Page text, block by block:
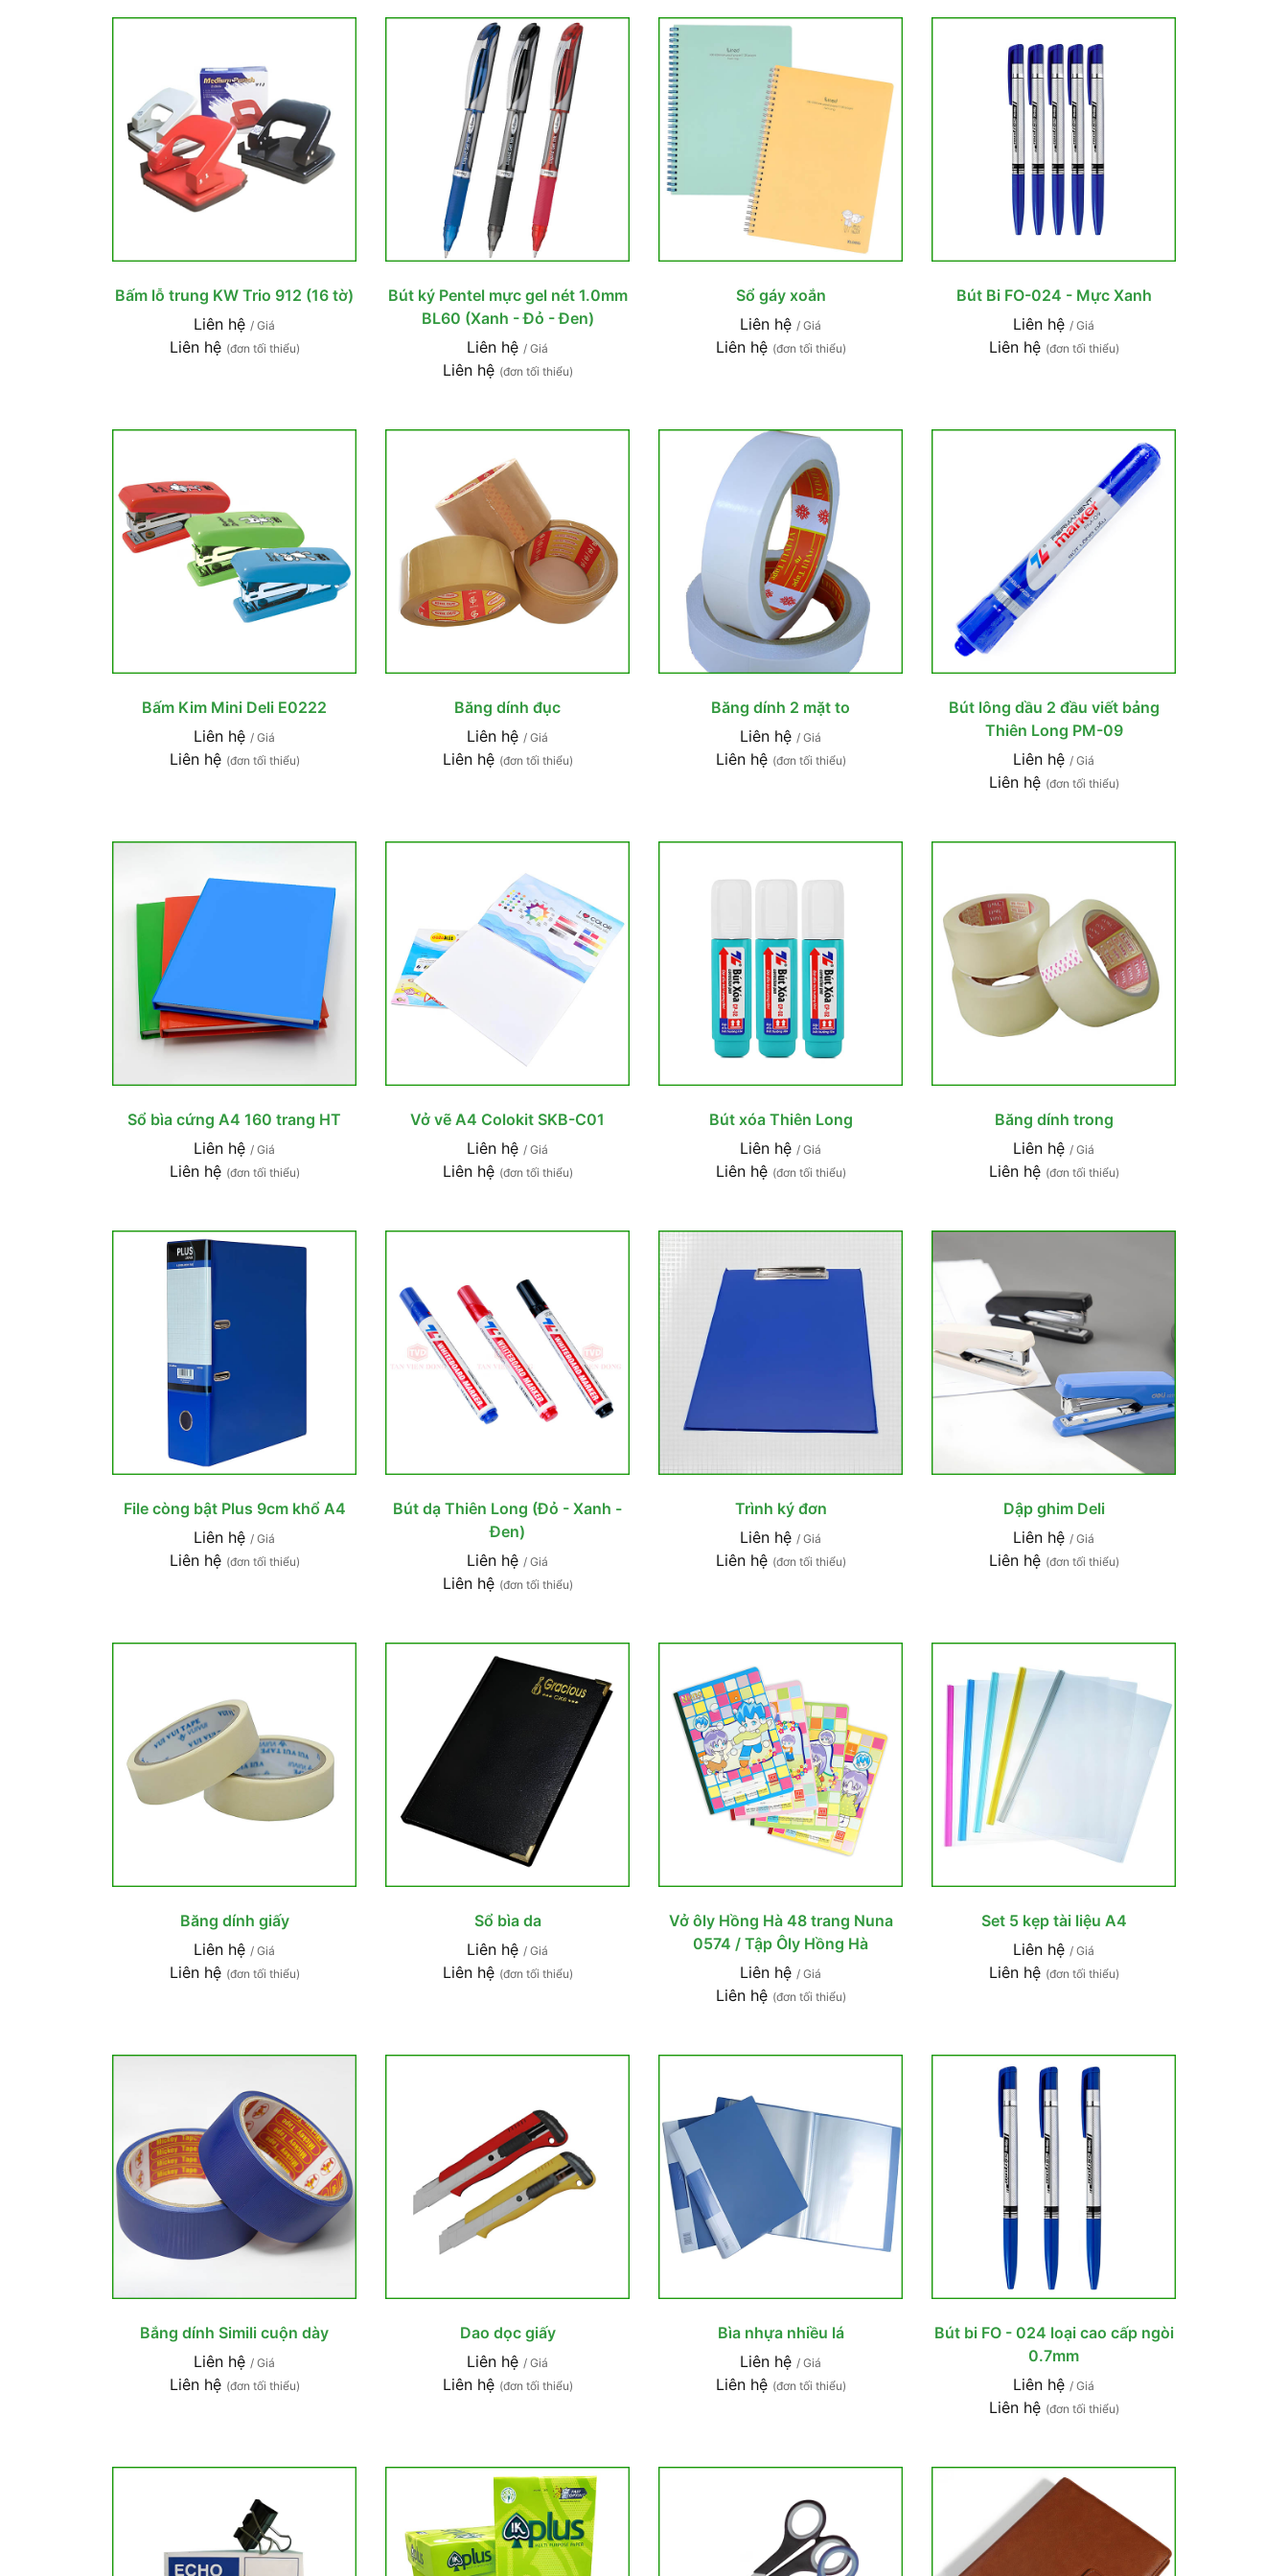
Bấm lỗ trung KW Trio 912 (16 tờ)
Liên hệ / Giá
Liên hệ (đơn tối thiểu)
Bút ký Pentel mực gel nét 1.0mm
BL60 (Xanh - Đỏ - Đen)
Liên hệ / Giá
Liên hệ (đơn tối thiểu)
Sổ gáy xoắn
Liên hệ / Giá
Liên hệ (đơn tối thiểu)
Bút Bi FO-024 - Mực Xanh
Liên hệ / Giá
Liên hệ (đơn tối thiểu)
Bấm Kim Mini Deli E0222
Liên hệ / Giá
Liên hệ (đơn tối thiểu)
Băng dính đục
Liên hệ / Giá
Liên hệ (đơn tối thiểu)
Băng dính 2 mặt to
Liên hệ / Giá
Liên hệ (đơn tối thiểu)
Bút lông dầu 2 đầu viết bảng
Thiên Long PM-09
Liên hệ / Giá
Liên hệ (đơn tối thiểu)
Sổ bìa cứng A4 160 trang HT
Liên hệ / Giá
Liên hệ (đơn tối thiểu)
Vở vẽ A4 Colokit SKB-C01
Liên hệ / Giá
Liên hệ (đơn tối thiểu)
Bút xóa Thiên Long
Liên hệ / Giá
Liên hệ (đơn tối thiểu)
Băng dính trong
Liên hệ / Giá
Liên hệ (đơn tối thiểu)
File còng bật Plus 9cm khổ A4
Liên hệ / Giá
Liên hệ (đơn tối thiểu)
Bút dạ Thiên Long (Đỏ - Xanh -
Đen)
Liên hệ / Giá
Liên hệ (đơn tối thiểu)
Trình ký đơn
Liên hệ / Giá
Liên hệ (đơn tối thiểu)
Dập ghim Deli
Liên hệ / Giá
Liên hệ (đơn tối thiểu)
Băng dính giấy
Liên hệ / Giá
Liên hệ (đơn tối thiểu)
Sổ bìa da
Liên hệ / Giá
Liên hệ (đơn tối thiểu)
Vở ôly Hồng Hà 48 trang Nuna
0574 / Tập Ôly Hồng Hà
Liên hệ / Giá
Liên hệ (đơn tối thiểu)
Set 5 kẹp tài liệu A4
Liên hệ / Giá
Liên hệ (đơn tối thiểu)
Bắng dính Simili cuộn dày
Liên hệ / Giá
Liên hệ (đơn tối thiểu)
Dao dọc giấy
Liên hệ / Giá
Liên hệ (đơn tối thiểu)
Bìa nhựa nhiều lá
Liên hệ / Giá
Liên hệ (đơn tối thiểu)
Bút bi FO - 024 loại cao cấp ngòi
0.7mm
Liên hệ / Giá
Liên hệ (đơn tối thiểu)